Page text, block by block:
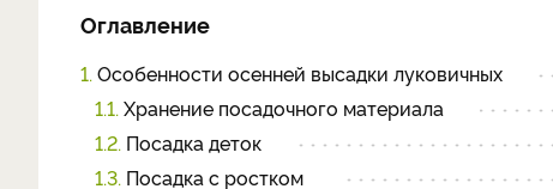
Оглавление
1. Особенности осенней высадки луковичных
1.1. Хранение посадочного материала
1.2. Посадка деток
1.3. Посадка с ростком